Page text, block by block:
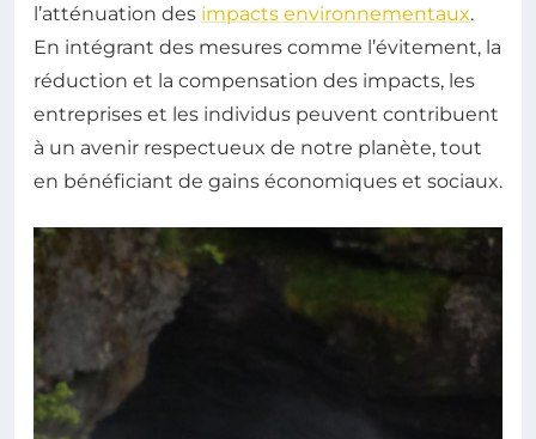
l’atténuation des impacts environnementaux.
En intégrant des mesures comme l’évitement, la
réduction et la compensation des impacts, les
entreprises et les individus peuvent contribuent
à un avenir respectueux de notre planète, tout
en bénéficiant de gains économiques et sociaux.